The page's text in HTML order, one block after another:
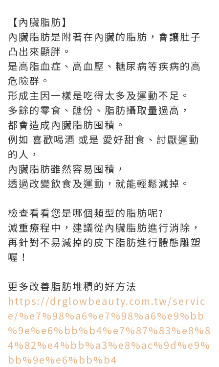
【內臟脂肪】
內臟脂肪是附著在內臟的脂肪，會讓肚子
凸出來顯胖。
是高脂血症、高血壓、糖尿病等疾病的高
危險群。
形成主因一樣是吃得太多及運動不足。
多餘的零食、醣份、脂肪攝取量過高，
都會造成內臟脂肪囤積。
例如 喜歡喝酒 或是 愛好甜食 、 討厭運動
的人，
內臟脂肪雖然容易囤積，
透過改變飲食及運動，就能輕鬆減掉。
檢查看看您是哪個類型的脂肪呢?
減重療程中，建議從內臟脂肪進行消除，
再針對不易減掉的皮下脂肪進行體態雕塑
喔！
更多改善脂肪堆積的好方法
https://drglowbeauty.com.tw/servic
e/%e7%98%a6%e7%98%a6%e9%bb
%9e%e6%bb%b4%e7%87%83%e8%8
4%82%e4%bb%a3%e8%ac%9d%e9%
bb%9e%e6%bb%b4